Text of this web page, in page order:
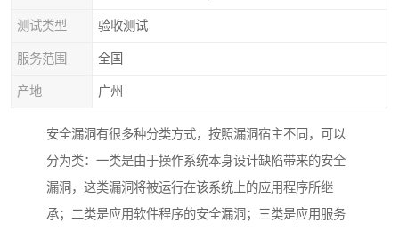
测试类型 验收测试
服务范围 全国
产地 广州
安全漏洞有很多种分类方式，按照漏洞宿主不同，可以
分为类：一类是由于操作系统本身设计缺陷带来的安全
漏洞，这类漏洞将被运行在该系统上的应用程序所继
承；二类是应用软件程序的安全漏洞；三类是应用服务